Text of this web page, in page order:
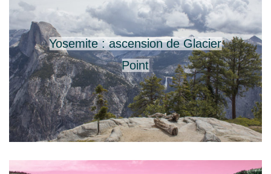
Yosemite : ascension de Glacier
Point